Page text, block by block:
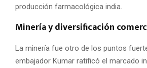
producción farmacológica india.
Minería y diversificación
La minería fue otro de los puntos
embajador Kumar ratificó el marcado